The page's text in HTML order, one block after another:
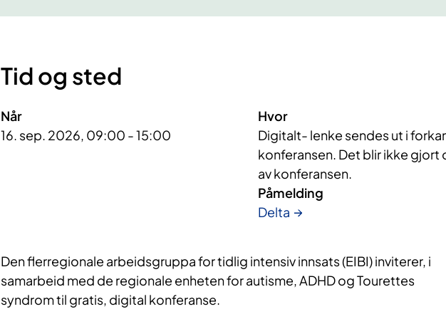
Tid og sted
Når
16. sep. 2026, 09:00 - 15:00
Hvor
Digitalt- lenke sendes ut i
konferansen. Det blir ikke gjort
av konferansen.
Påmelding
Delta
Den flerregionale arbeidsgruppa for tidlig intensiv innsats (EIBI) inviterer, i
samarbeid med de regionale enheten for autisme, ADHD og Tourettes
syndrom til gratis, digital konferanse.